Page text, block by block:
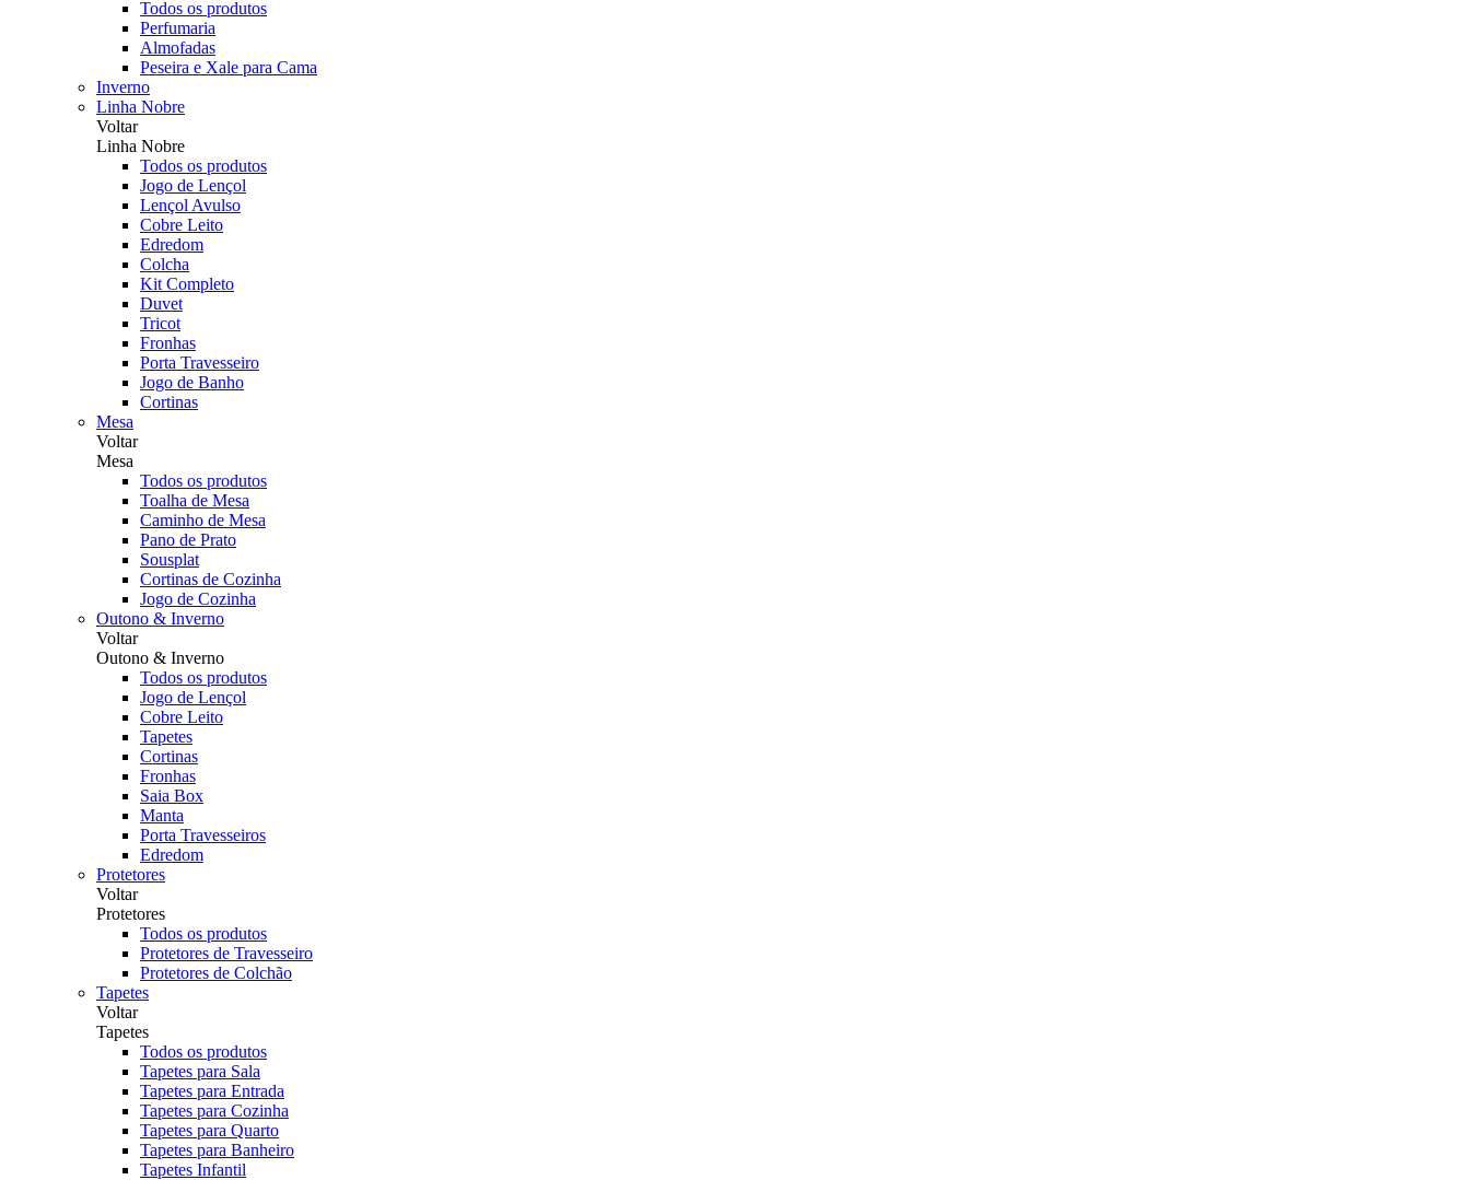
Todos os produtos
Perfumaria
Almofadas
Peseira e Xale para Cama
Inverno
Linha Nobre
Voltar
Linha Nobre
Todos os produtos
Jogo de Lençol
Lençol Avulso
Cobre Leito
Edredom
Colcha
Kit Completo
Duvet
Tricot
Fronhas
Porta Travesseiro
Jogo de Banho
Cortinas
Mesa
Voltar
Mesa
Todos os produtos
Toalha de Mesa
Caminho de Mesa
Pano de Prato
Sousplat
Cortinas de Cozinha
Jogo de Cozinha
Outono & Inverno
Voltar
Outono & Inverno
Todos os produtos
Jogo de Lençol
Cobre Leito
Tapetes
Cortinas
Fronhas
Saia Box
Manta
Porta Travesseiros
Edredom
Protetores
Voltar
Protetores
Todos os produtos
Protetores de Travesseiro
Protetores de Colchão
Tapetes
Voltar
Tapetes
Todos os produtos
Tapetes para Sala
Tapetes para Entrada
Tapetes para Cozinha
Tapetes para Quarto
Tapetes para Banheiro
Tapetes Infantil